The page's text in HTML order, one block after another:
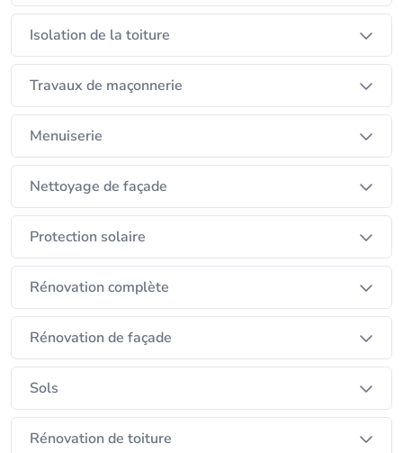
Isolation de la toiture
Travaux de maçonnerie
Menuiserie
Nettoyage de façade
Protection solaire
Rénovation complète
Rénovation de façade
Sols
Rénovation de toiture